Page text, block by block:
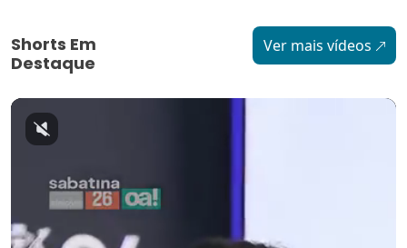
Shorts Em
Destaque
Ver mais vídeos